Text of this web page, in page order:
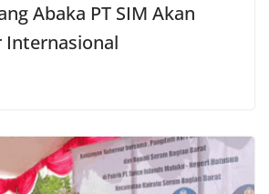
Abaka PT SIM Akan
Internasional